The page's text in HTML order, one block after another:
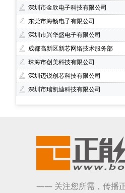
深圳市金欣电子科技有限公司
东莞市海畅电子有限公司
深圳市兴华盛电子有限公司
成都高新区新芯网络技术服务部
珠海市创美科技有限公司
深圳迈锐创芯科技有限公司
深圳市瑞凯迪科技有限公司
—— 关注您所需，传播